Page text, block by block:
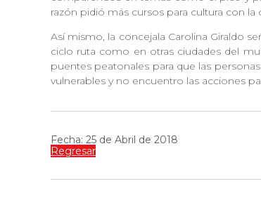
razón pidió más cursos para cultura con la
Así mismo, la concejala Carolina Giraldo
ciclo ruta como en otras ciudades del
puentes peatonales para que las
vulnerables y no encuentro las acciones
Fecha: 25 de Abril de 2018
Regresar